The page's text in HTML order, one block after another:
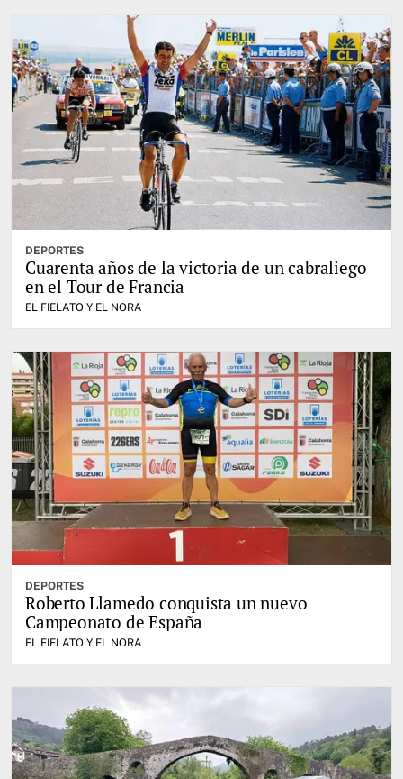
DEPORTES
Cuarenta años de la victoria de un cabraliego
en el Tour de Francia
EL FIELATO Y EL NORA
DEPORTES
Roberto Llamedo conquista un nuevo
Campeonato de España
EL FIELATO Y EL NORA